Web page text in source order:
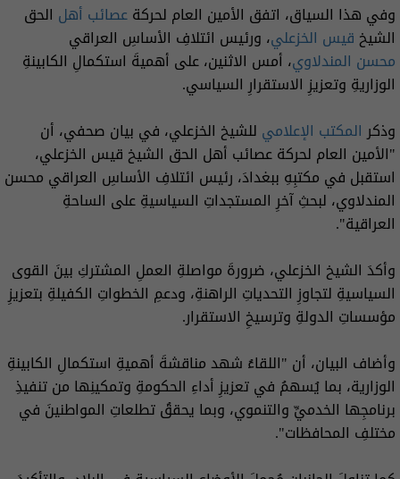
وفي هذا السياق، اتفق الأمين العام لحركةعصائب أهل الحق
الشيخ قيس الخزعلي، ورئيس ائتلافِ الأساسِ العراقي
محسن المندلاوي، أمس الاثنين، على أهميةَ استكمالِ الكابينةِ
الوزاريةِ وتعزيزِ الاستقرارِ السياسي.
وذكرالمكتب الإعلامي للشيخ الخزعلي، في بيان صحفي، أن
"الأمين العام لحركة عصائب أهل الحق الشيخ قيس الخزعلي،
استقبل في مكتبِهِ ببغدادَ، رئيس ائتلافِ الأساسِ العراقي محسن
المندلاوي، لبحثِ آخرِ المستجداتِ السياسيةِ على الساحةِ
العراقية".
وأكدَ الشيخ الخزعلي، ضرورةَ مواصلةِ العملِ المشتركِ بينَ القوى
السياسيةِ لتجاوزِ التحدياتِ الراهنةِ، ودعمِ الخطواتِ الكفيلةِ بتعزيزِ
مؤسساتِ الدولةِ وترسيخِ الاستقرار.
وأضاف البيان، أن "اللقاءُ شهد مناقشةَ أهميةِ استكمالِ الكابينةِ
الوزارية، بما يُسهمُ في تعزيزِ أداءِ الحكومةِ وتمكينِها من تنفيذِ
برنامجِها الخدميِّ والتنموي، وبما يحققُ تطلعاتِ المواطنينَ في
مختلفِ المحافظات".